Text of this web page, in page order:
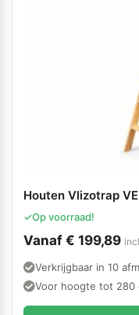
Houten Vlizotrap
✓Op voorraad!
Vanaf € 199,89
Verkrijgbaar in 10
Voor hoogte tot 280